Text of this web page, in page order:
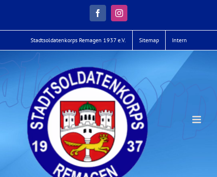
FacebookInstagram
Stadtsoldatenkorps Remagen 1937 e.V. Sitemap Intern